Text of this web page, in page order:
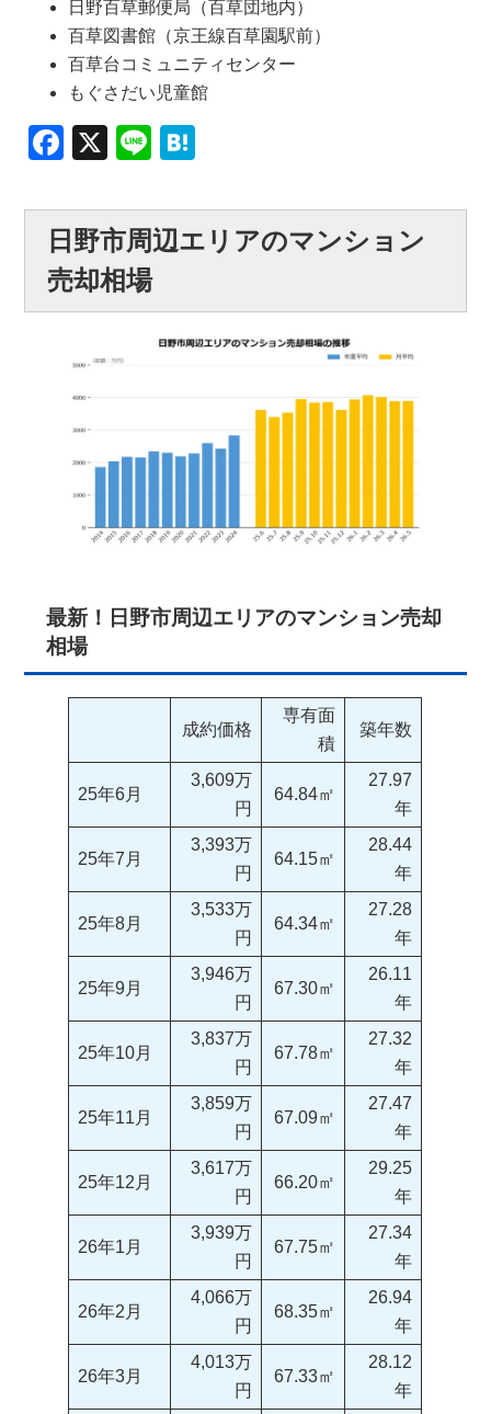
日野百草郵便局（百草団地内）
百草図書館（京王線百草園駅前）
百草台コミュニティセンター
もぐさだい児童館
Facebook
X Line
日野市周辺エリアのマンション
売却相場
最新！日野市周辺エリアのマンション売却
相場
成約価格
専有面
積
築年数
25年6月
3,609万
円
64.84㎡
27.97
年
25年7月
3,393万
円
64.15㎡
28.44
年
25年8月
3,533万
円
64.34㎡
27.28
年
25年9月
3,946万
円
67.30㎡
26.11
年
25年10月
3,837万
円
67.78㎡
27.32
年
25年11月
3,859万
円
67.09㎡
27.47
年
25年12月
3,617万
円
66.20㎡
29.25
年
26年1月
3,939万
円
67.75㎡
27.34
年
26年2月
4,066万
円
68.35㎡
26.94
年
26年3月
4,013万
円
67.33㎡
28.12
年